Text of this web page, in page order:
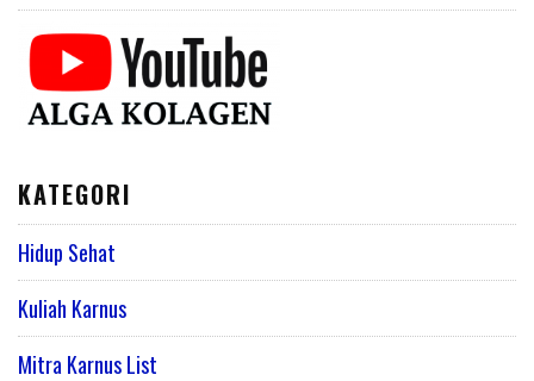
KATEGORI
Hidup Sehat
Kuliah Karnus
Mitra Karnus List